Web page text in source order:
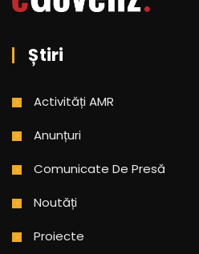
Știri
Activități AMR
Anunțuri
Comunicate De Presă
Noutăți
Proiecte